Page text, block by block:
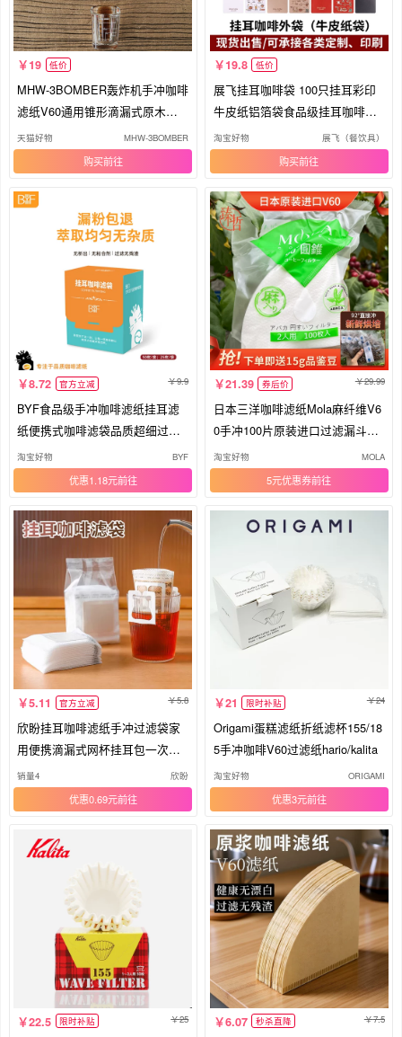
19 低价
MHW-3BOMBER轰炸机手冲咖啡
滤纸V60通用锥形滴漏式原木浆
滤纸
天猫好物 MHW-3BOMBER
购买
19.8 低价
展飞挂耳咖啡袋 100只挂耳彩印
牛皮纸铝箔袋食品级挂耳咖啡包
装袋
淘宝好物 展飞（餐饮具）
购买
8.72 官方立减 9.9
BYF食品级手冲咖啡滤纸挂耳滤
纸便携式咖啡滤袋品质超细过滤
袋
淘宝好物 BYF
优惠1.18元
21.39 券后价 29.99
日本三洋咖啡滤纸Mola麻纤维V6
0手冲100片原装进口过滤漏斗扇
形纸
淘宝好物 MOLA
5元优惠券
5.11 官方立减 5.8
欣盼挂耳咖啡滤纸手冲过滤袋家
用便携滴漏式网杯挂耳包一次性
滤袋
销量4 欣盼
优惠0.69元
21 限时补贴 24
Origami蛋糕滤纸折纸滤杯155/18
5手冲咖啡V60过滤纸hario/kalita
淘宝好物 ORIGAMI
优惠3元
22.5 限时补贴 25 6.07 秒杀直降 7.5